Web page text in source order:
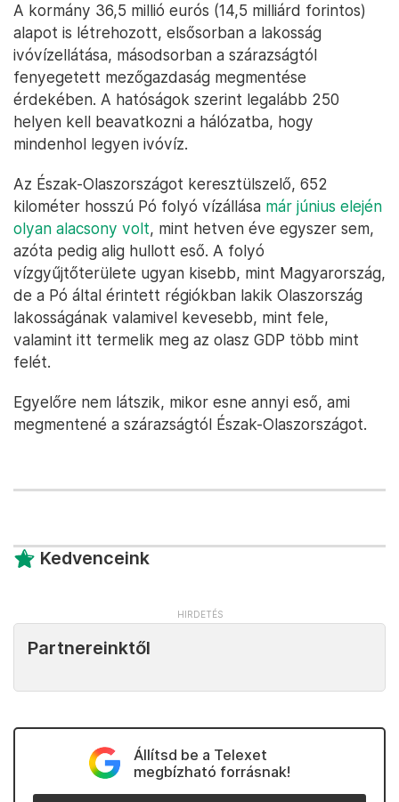
A kormány 36,5 millió eurós (14,5 milliárd forintos)
alapot is létrehozott, elsősorban a lakosság
ivóvízellátása, másodsorban a szárazságtól
fenyegetett mezőgazdaság megmentése
érdekében. A hatóságok szerint legalább 250
helyen kell beavatkozni a hálózatba, hogy
mindenhol legyen ivóvíz.
Az Észak-Olaszországot keresztülszelő, 652
kilométer hosszú Pó folyó vízállása már június elején
olyan alacsony volt, mint hetven éve egyszer sem,
azóta pedig alig hullott eső. A folyó
vízgyűjtőterülete ugyan kisebb, mint Magyarország,
de a Pó által érintett régiókban lakik Olaszország
lakosságának valamivel kevesebb, mint fele,
valamint itt termelik meg az olasz GDP több mint
felét.
Egyelőre nem látszik, mikor esne annyi eső, ami
megmentené a szárazságtól Észak-Olaszországot.
Kedvenceink
Partnereinktől
Állítsd be a Telexet
megbízható forrásnak!